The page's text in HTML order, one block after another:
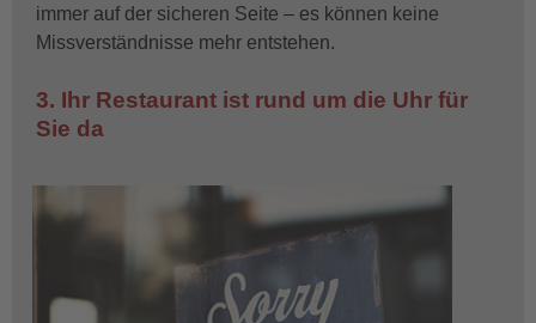
immer auf der sicheren Seite – es können keine
Missverständnisse mehr entstehen.
3. Ihr Restaurant ist rund um die Uhr für
Sie da